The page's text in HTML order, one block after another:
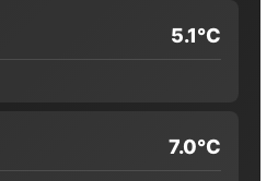
5.1°C
7.0°C